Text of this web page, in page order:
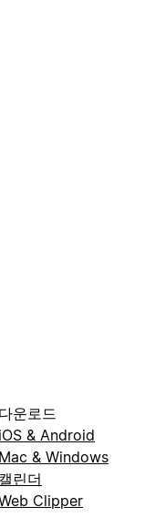
다운로드
iOS & Android
Mac & Windows
캘린더
Clipper